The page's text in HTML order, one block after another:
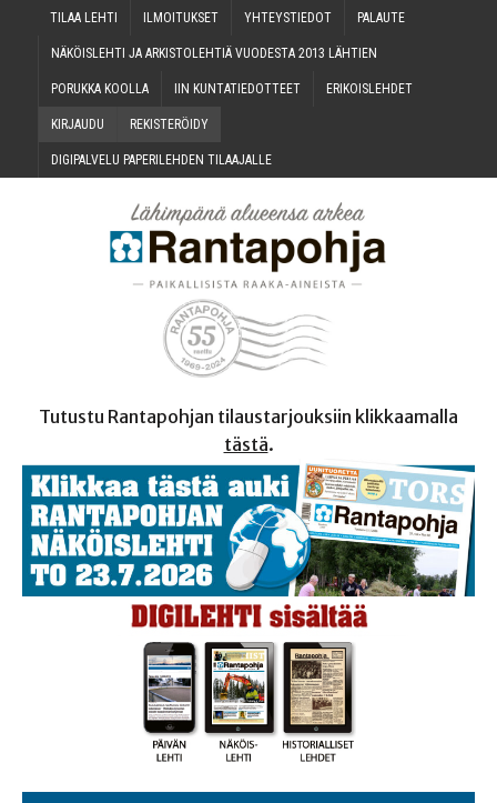
TILAA LEH­TI ILMOI­TUK­SET YHTEYS­TIE­DOT PALAU­TE
NÄKÖIS­LEH­TI JA ARKIS­TO­LEH­TIÄ VUO­DES­TA 2013 LÄHTIEN
PORUK­KA KOOLLA IIN KUN­TA­TIE­DOT­TEET ERI­KOIS­LEH­DET
KIR­JAU­DU REKIS­TE­RÖI­DY
DIGI­PAL­VE­LU PAPE­RI­LEH­DEN TILAAJALLE
Tutustu Rantapohjan tilaustarjouksiin klikkaamalla
tästä.